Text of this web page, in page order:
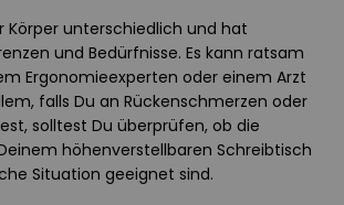
Körper unterschiedlich und hat
und Bedürfnisse. Es kann ratsam
Ergonomieexperten oder einem Arzt
falls Du an Rückenschmerzen oder
solltest Du überprüfen, ob die
höhenverstellbaren Schreibtisch
Situation geeignet sind.